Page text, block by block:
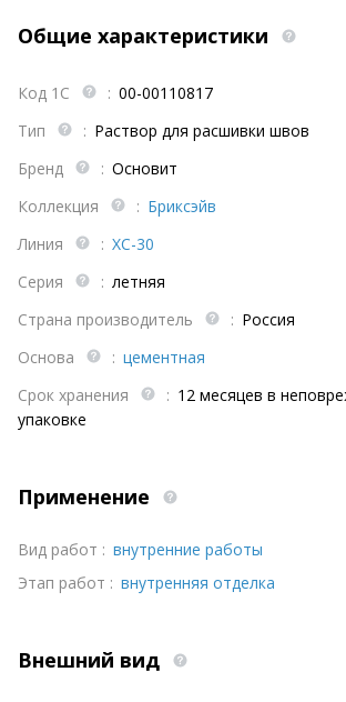
Общие характеристики
Код 1С : 00-00110817
Тип
: Раствор для расшивки швов
Бренд
: Основит
Коллекция
: Бриксэйв
Линия
: ХС-30
Серия
: летняя
Страна производитель
: Россия
Основа
: цементная
Срок хранения
: 12 месяцев в
упаковке
Применение
Вид работ : внутренние работы
Этап работ : внутренняя отделка
Внешний вид